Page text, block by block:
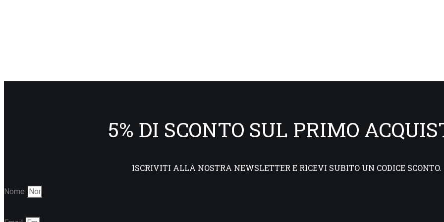
5% DI SCONTO SUL PRIMO
ISCRIVITI ALLA NOSTRA NEWSLETTER E RICEVI SUBITO UN CODICE SCONTO.
Nome